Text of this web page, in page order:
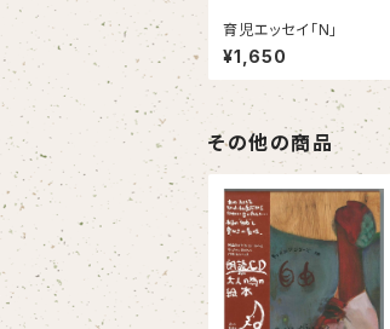
育児エッセイ「N」
¥1,650
その他の商品